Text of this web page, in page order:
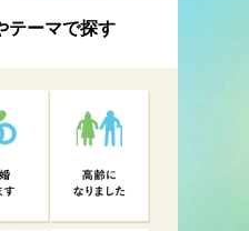
テーマで探す